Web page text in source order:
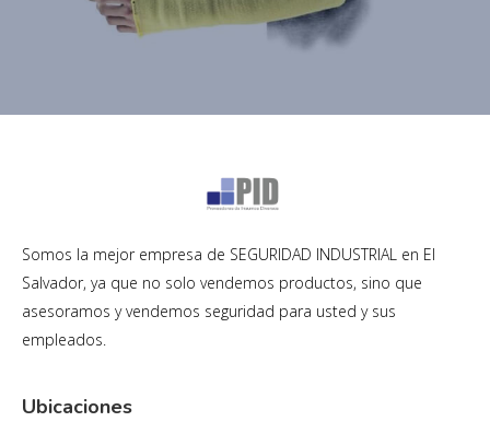
Somos la mejor empresa de SEGURIDAD INDUSTRIAL en El
Salvador, ya que no solo vendemos productos, sino que
asesoramos y vendemos seguridad para usted y sus
empleados.
Ubicaciones